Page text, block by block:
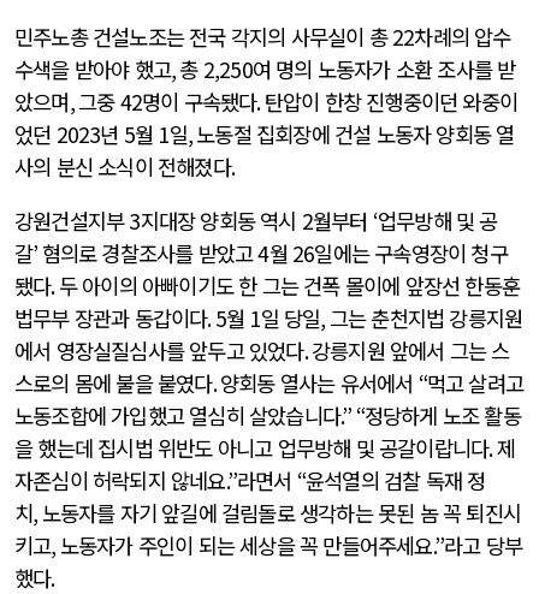
민주노총 건설노조는 전국 각지의 사무실이 총22차례의 압수
수색을 받아야 했고,총 2,250여 명의 노동자가 소환 조사를 받
았으며,그중42명이 구속됐다.탄압이 한창 진행중이던 와중이
었던 2023년 5월 1일,노동절 집회장에 건설 노동자 양회동 열
사의 분신 소식이 전해졌다.
강원건설지부3지대장 양회동 역시 2월부터 ‘업무방해 및 공
갈’혐의로 경찰조사를 받았고4월 26일에는 구속영장이 청구
됐다.두 아이의 아빠이기도 한 그는 건폭 몰이에 앞장선 한동훈
법무부 장관과 동갑이다. 5월 1일 당일,그는 춘천지법 강릉지원
에서 영장실질심사를 앞두고 있었다.강릉지원 앞에서 그는 스
스로의 몸에 불을 붙였다.양회동 열사는 유서에서 “먹고 살려고
노동조합에 가입했고 열심히 살았습니다.” “정당하게 노조 활동
을 했는데 집시법 위반도 아니고 업무방해 및 공갈이랍니다.제
자존심이 허락되지 않네요.”라면서 “윤석열의 검찰 독재 정
치, 노동자를 자기 앞길에 걸림돌로 생각하는 못된 놈 꼭 퇴진시
키고, 노동자가 주인이 되는 세상을 꼭 만들어주세요.”라고 당부
했다.